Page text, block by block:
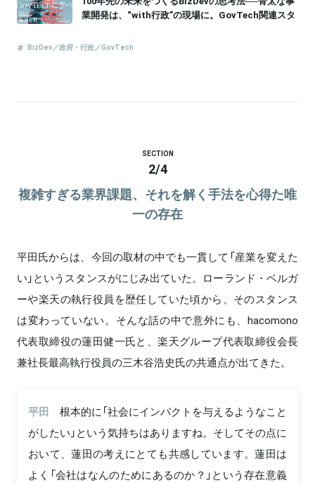
SECTION
2/4
複雑すぎる業界課題、それを解く手法を心得た唯
一の存在
平田氏からは、今回の取材の中でも一貫して「産業を変えた
い」というスタンスがにじみ出ていた。ローランド・ベルガ
ーや楽天の執行役員を歴任していた頃から、そのスタンス
は変わっていない。そんな話の中で意外にも、hacomono
代表取締役の蓮田健一氏と、楽天グループ代表取締役会長
兼社長最高執行役員の三木谷浩史氏の共通点が出てきた。
平田
根本的に「社会にインパクトを与えるようなこと
がしたい」という気持ちはありますね。そしてその点に
おいて、蓮田の考えにとても共感しています。蓮田は
よく「会社はなんのためにあるのか？」という存在意義